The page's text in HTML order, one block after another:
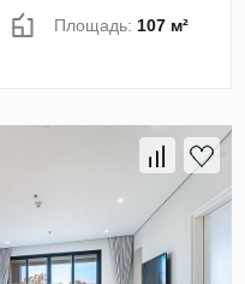
Площадь: 107 м²